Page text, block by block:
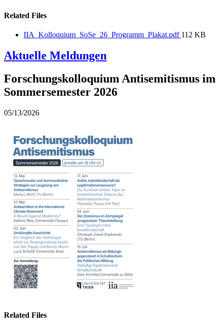
Related Files
IIA_Kolloquium_SoSe_26_Programm_Plakat.pdf 112 KB
Aktuelle Meldungen
Forschungskolloquium Antisemitismus im
Sommersemester 2026
05/13/2026
Related Files